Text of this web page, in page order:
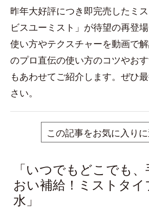
昨年大好評につき即完売したミ
ビスユーミスト」が待望の再登
使い方やテクスチャーを動画で
のプロ直伝の使い方のコツやお
もあわせてご紹介します。ぜひ
さい。
この記事をお気に入り
「いつでもどこでも
おい補給！ミストタイ
水」